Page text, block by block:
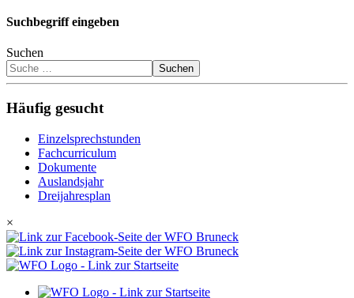
Suchbegriff eingeben
Suchen
Suchen
Häufig gesucht
Einzelsprechstunden
Fachcurriculum
Dokumente
Auslandsjahr
Dreijahresplan
×